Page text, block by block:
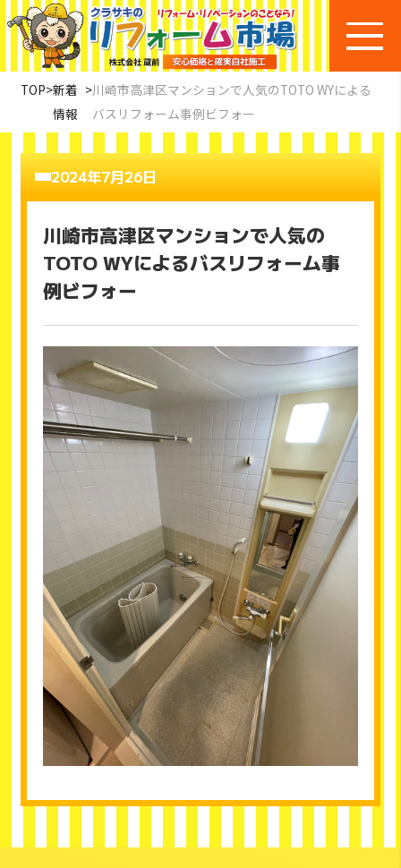
TOP>新着
情報
>川崎市高津区マンションで人気のTOTO WYによる
バスリフォーム事例ビフォー
2024年7月26日
川崎市高津区マンションで人気の
TOTO WYによるバスリフォーム事
例ビフォー